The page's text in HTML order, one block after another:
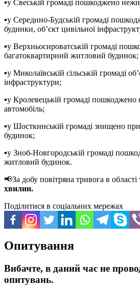
▪️у Свеській громаді пошкоджено
▪️у Середино-Будській громаді
будинки, об’єкт цивільної
▪️у Верхньосироватській громаді
багатоквартирний житловий будинок;
▪️у Миколаївській сільській громаді
інфраструктури;
▪️у Кролевецькій громаді
автомобіль;
▪️у Шосткинській громаді знищено
будинок;
▪️у Зноб-Новгородській громаді
житловий будинок.
📢За добу повітряна тривога в області
хвилин.
Поділитися в соціальних мережах
Опитування
Вибачте, в даний час не
опитувань.